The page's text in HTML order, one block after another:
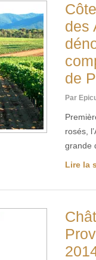
des
de
Par
rosés,
grande
Lire la